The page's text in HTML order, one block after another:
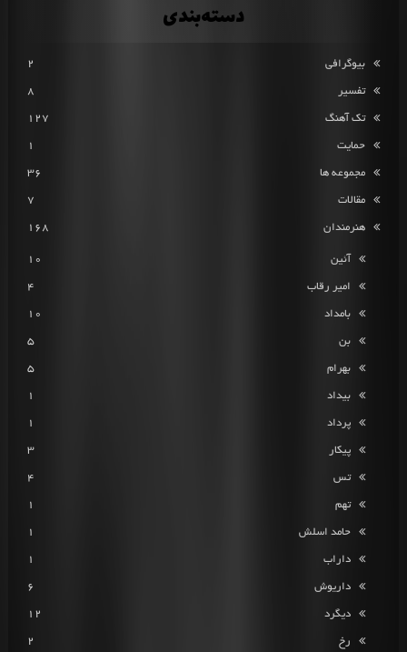
دسته‌بندی
بیوگرافی 2
تفسیر 8
تک آهنگ 127
حمایت 1
مجموعه ها 36
مقالات 7
هنرمندان 168
آئین 10
امیر رقاب 4
بامداد 10
بن 5
بهرام 5
بیداد 1
پرداد 1
پیکار 3
تس 4
تهم 1
حامد اسلش 1
داراب 1
داریوش 6
دیگرد 12
رخ 2